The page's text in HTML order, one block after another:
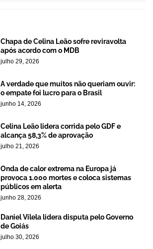
Chapa de Celina Leão sofre reviravolta
após acordo com o MDB
julho 29, 2026
A verdade que muitos não queriam ouvir:
o empate foi lucro para o Brasil
junho 14, 2026
Celina Leão lidera corrida pelo GDF e
alcança 58,3% de aprovação
julho 21, 2026
Onda de calor extrema na Europa já
provoca 1.000 mortes e coloca sistemas
públicos em alerta
junho 28, 2026
Daniel Vilela lidera disputa pelo Governo
de Goiás
julho 30, 2026